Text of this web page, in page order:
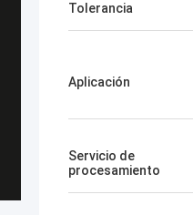
Tolerancia
Aplicación
Servicio de
procesamiento